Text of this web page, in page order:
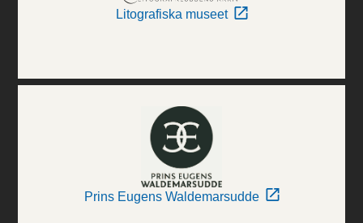
Litografiska museet
Prins Eugens Waldemarsudde